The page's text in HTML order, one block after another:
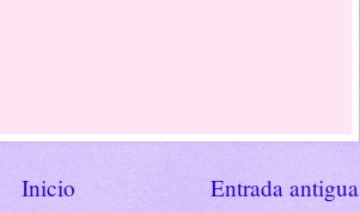
Entrada antigua
Inicio